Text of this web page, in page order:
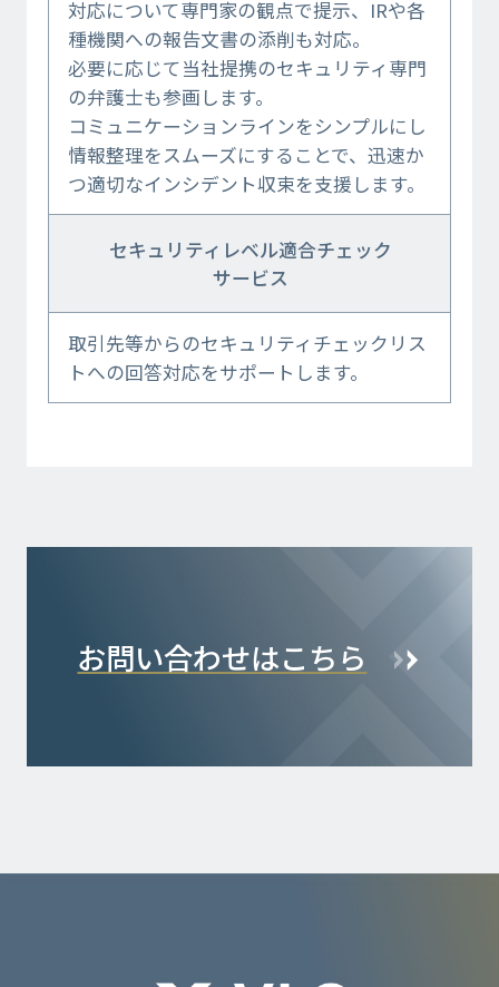
対応について専門家の観点で提示、IRや各
種機関への報告文書の添削も対応。
必要に応じて当社提携のセキュリティ専門
の弁護士も参画します。
コミュニケーションラインをシンプルにし
情報整理をスムーズにすることで、迅速か
つ適切なインシデント収束を支援します。
セキュリティレベル適合チェック
サービス
取引先等からのセキュリティチェックリス
トへの回答対応をサポートします。
お問い合わせはこちら